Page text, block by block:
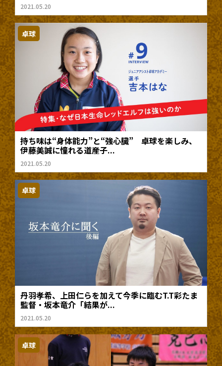
2021.05.20
卓球
持ち味は“身体能力”と“強心臓” 卓球を楽しみ、
伊藤美誠に憧れる道産子...
2021.05.20
卓球
丹羽孝希、上田仁らを加えて今季に臨むT.T彩たま
監督・坂本竜介「結果が...
2021.05.20
卓球